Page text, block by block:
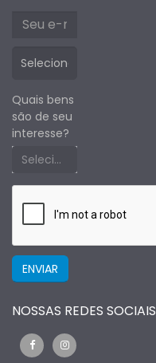
Quais bens
são de seu
interesse?
Selecione um estado primeiro
NOSSAS REDES SOCIAIS